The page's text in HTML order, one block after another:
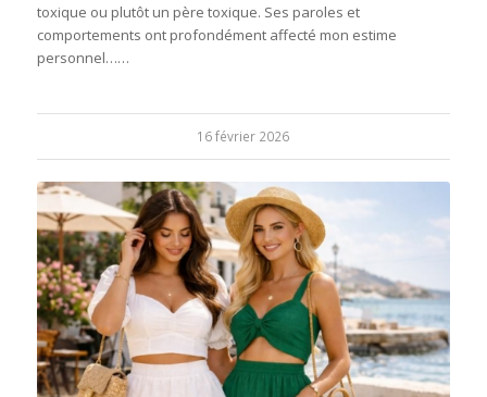
toxique ou plutôt un père toxique. Ses paroles et
comportements ont profondément affecté mon estime
personnel……
16 février 2026